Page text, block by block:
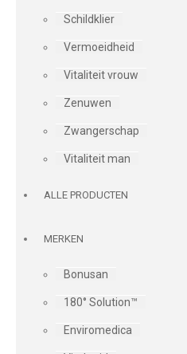
Schildklier
Vermoeidheid
Vitaliteit vrouw
Zenuwen
Zwangerschap
Vitaliteit man
ALLE PRODUCTEN
MERKEN
Bonusan
180° Solution™
Enviromedica